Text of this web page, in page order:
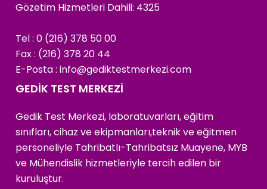
Gözetim Hizmetleri Dahili: 4325
Tel : 0 (216) 378 50 00
Fax : (216) 378 20 44
E-Posta :info@gediktestmerkezi.com
GEDİK TEST MERKEZİ
Gedik Test Merkezi, laboratuvarları, eğitim
sınıfları, cihaz ve ekipmanları,teknik ve eğitmen
personeliyle Tahribatlı-Tahribatsız Muayene, MYB
ve Mühendislik hizmetleriyle tercih edilen bir
kuruluştur.